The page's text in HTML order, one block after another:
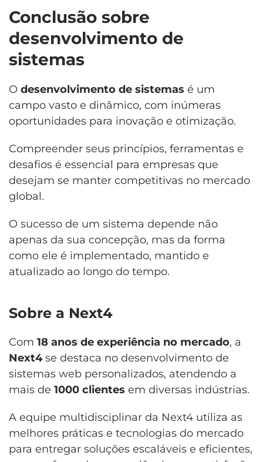
Conclusão sobre
desenvolvimento de
sistemas
O desenvolvimento de sistemas é um
campo vasto e dinâmico, com inúmeras
oportunidades para inovação e otimização.
Compreender seus princípios, ferramentas e
desafios é essencial para empresas que
desejam se manter competitivas no mercado
global.
O sucesso de um sistema depende não
apenas da sua concepção, mas da forma
como ele é implementado, mantido e
atualizado ao longo do tempo.
Sobre a Next4
Com 18 anos de experiência no mercado, a
Next4se destaca no desenvolvimento de
sistemas web personalizados, atendendo a
mais de 1000 clientes em diversas indústrias.
A equipe multidisciplinar da Next4 utiliza as
melhores práticas e tecnologias do mercado
para entregar soluções escaláveis e eficientes,